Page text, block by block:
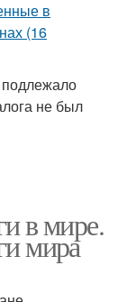
не был
в мире.
мира